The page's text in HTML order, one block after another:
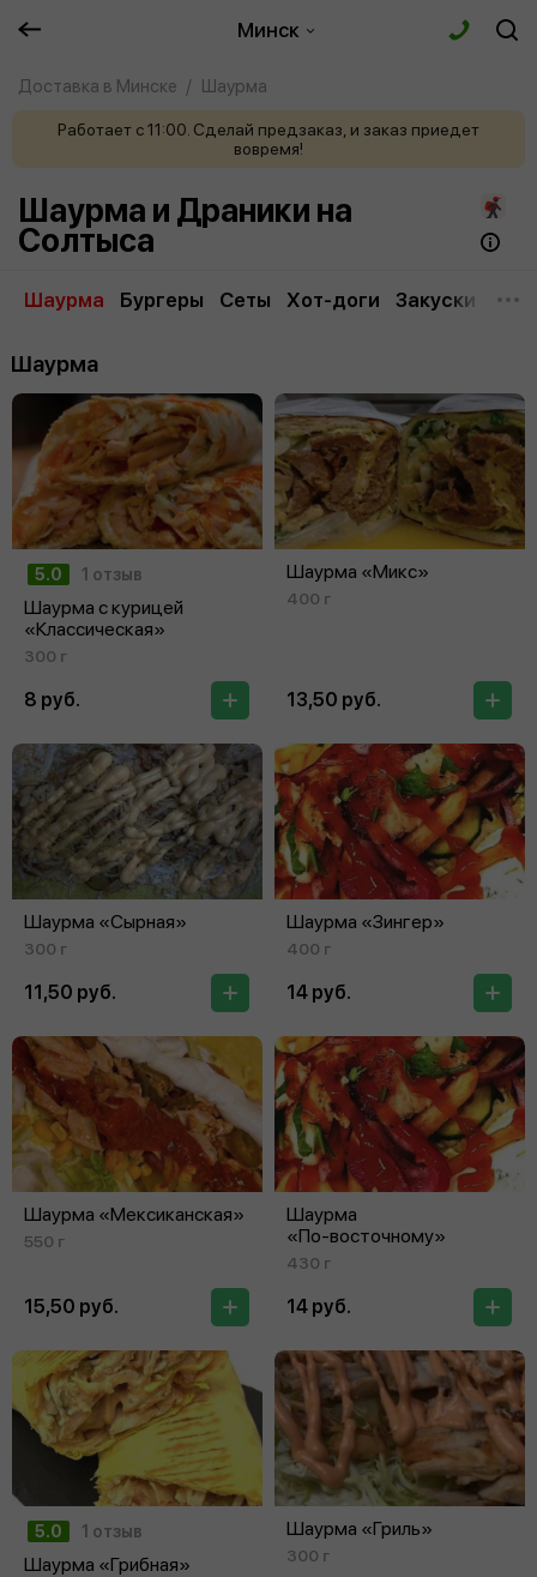
Минск
Доставка в Минске Шаурма
Работает с 11:00. Сделай предзаказ, и заказ приедет
вовремя!
Шаурма и Драники на
Солтыса
Шаурма Бургеры Сеты Хот-доги Закуски
Шаурма
5.0 1 отзыв
Шаурма с курицей
«Классическая»
300 г
8 руб.
Шаурма «Микс»
400 г
13,50 руб.
Шаурма «Сырная»
300 г
11,50 руб.
Шаурма «Зингер»
400 г
14 руб.
Шаурма «Мексиканская»
550 г
15,50 руб.
Шаурма
«По‑восточному»
430 г
14 руб.
5.0 1 отзыв
Шаурма «Грибная»
Шаурма «Гриль»
300 г